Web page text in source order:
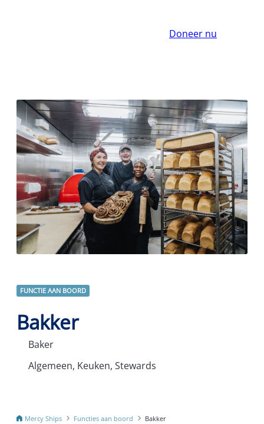
Doneer nu
FUNCTIE AAN BOORD
Bakker
Baker
Algemeen, Keuken, Stewards
Mercy Ships Functies aan boord Bakker